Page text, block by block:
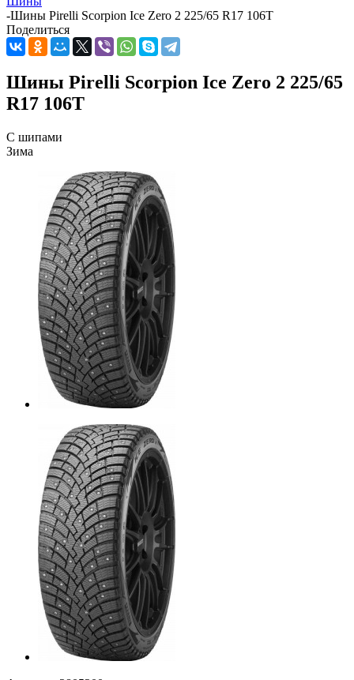
-Шины Pirelli Scorpion Ice Zero 2 225/65 R17 106T
Поделиться
Шины Pirelli Scorpion Ice Zero 2 225/65
R17 106T
С шипами
Зима